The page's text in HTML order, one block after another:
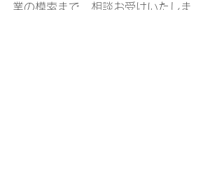
業の模索まで、相談お受けいたしま